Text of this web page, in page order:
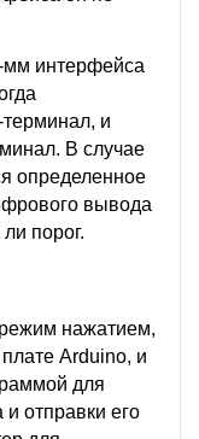
мм интерфейса
и
В случае
определенное
вывода
порог.
нажатием,
Arduino, и
для
и отправки его